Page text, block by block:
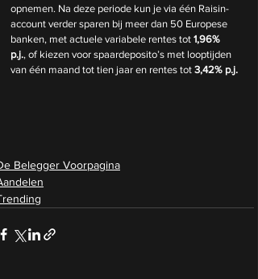
opnemen. Na deze periode kun je via één Raisin-
account verder sparen bij meer dan 50 Europese
banken, met actuele variabele rentes tot 1,96%
p.j., of kiezen voor spaardeposito’s met looptijden
van één maand tot tien jaar en rentes tot 3,42% p.j.
Belegger Voorpagina